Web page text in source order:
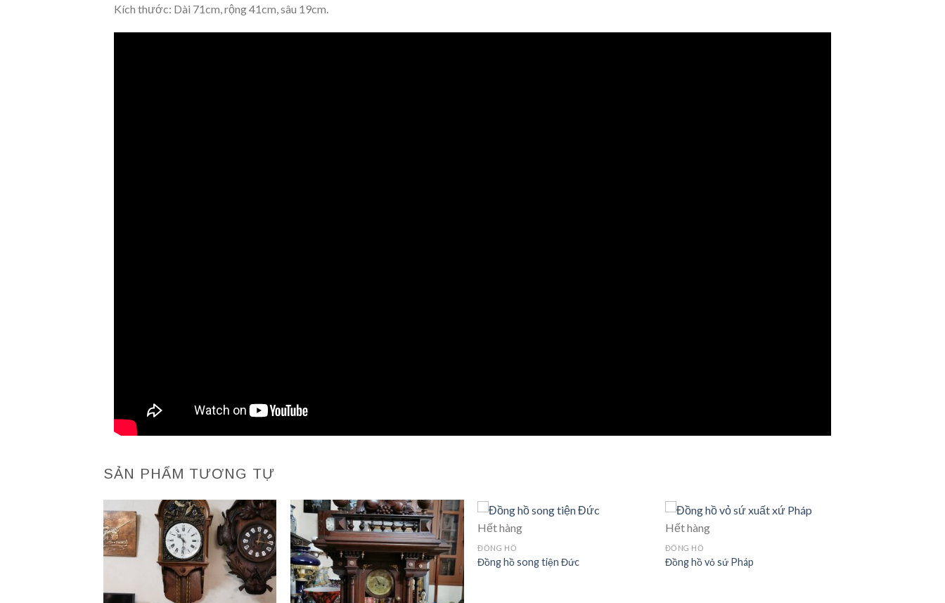
Kích thước: Dài 71cm, rộng 41cm, sâu 19cm.
SẢN PHẨM TƯƠNG TỰ
Hết hàng
ĐỒNG HỒ
Đồng hồ song tiện Đức
Hết hàng
ĐỒNG HỒ
Đồng hồ vỏ sứ Pháp